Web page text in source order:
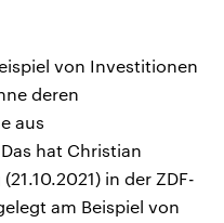
von Investitionen
deren
aus
hat Christian
in der ZDF-
am Beispiel von